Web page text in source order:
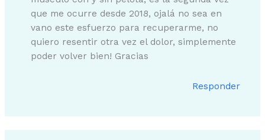
que me ocurre desde 2018, ojalá no sea en
vano este esfuerzo para recuperarme, no
quiero resentir otra vez el dolor, simplemente
poder volver bien! Gracias
Responder